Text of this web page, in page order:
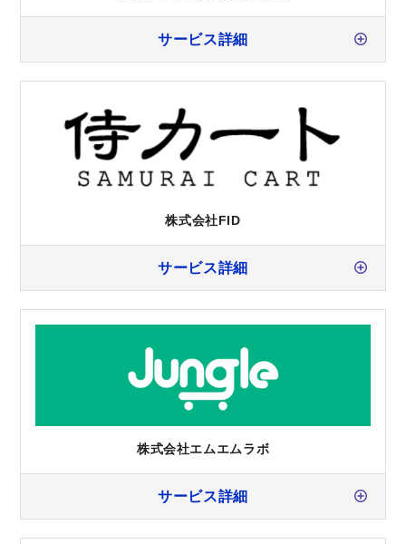
サービス詳細
株式会社FID
サービス詳細
株式会社エムエムラボ
サービス詳細